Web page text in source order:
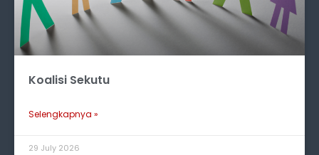
Koalisi Sekutu
Selengkapnya »
29 July 2026